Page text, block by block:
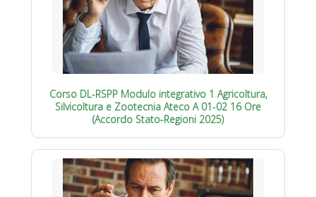
Corso DL-RSPP Modulo integrativo 1 Agricoltura,
Silvicoltura e Zootecnia Ateco A 01-02 16 Ore
(Accordo Stato-Regioni 2025)